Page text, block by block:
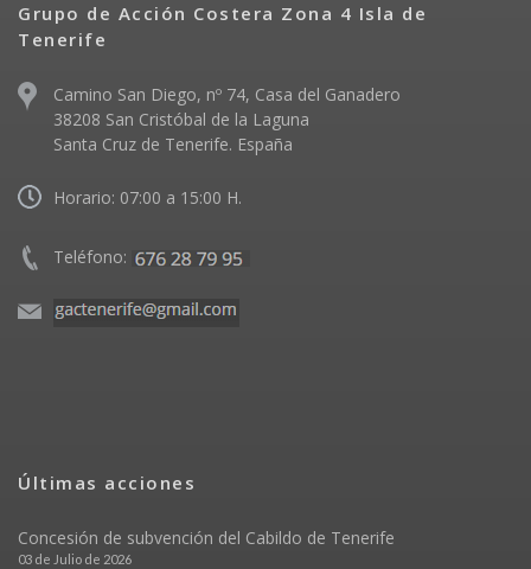
Grupo de Acción Costera Zona 4 Isla de
Tenerife
Camino San Diego, nº 74, Casa del Ganadero
38208 San Cristóbal de la Laguna
Santa Cruz de Tenerife. España
Horario: 07:00 a 15:00 H.
Teléfono:
Últimas acciones
Concesión de subvención del Cabildo de Tenerife
03 de Julio de 2026